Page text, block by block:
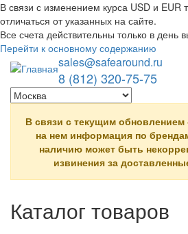
В связи с изменением курса USD и EUR
отличаться от указанных на сайте.
Все счета действительны только в день
Перейти к основному содержанию
sales@safearound.ru
8 (812) 320-75-75
В связи с текущим обновлением
на нем информация по
наличию может быть
извинения за
Каталог товаров